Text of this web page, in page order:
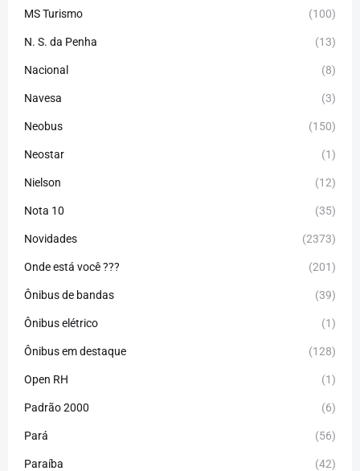
MS Turismo (100)
N. S. da Penha (13)
Nacional (8)
Navesa (3)
Neobus (150)
Neostar (1)
Nielson (12)
Nota 10 (35)
Novidades (2373)
Onde está você ??? (201)
Ônibus de bandas (39)
Ônibus elétrico (1)
Ônibus em destaque (128)
Open RH (1)
Padrão 2000 (6)
Pará (56)
Paraíba (42)